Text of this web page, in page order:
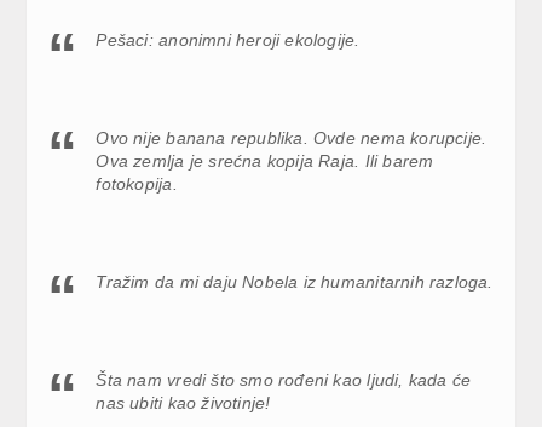
Pešaci: anonimni heroji ekologije.
Ovo nije banana republika. Ovde nema korupcije.
Ova zemlja je srećna kopija Raja. Ili barem
fotokopija.
Tražim da mi daju Nobela iz humanitarnih razloga.
Šta nam vredi što smo rođeni kao ljudi, kada će
nas ubiti kao životinje!